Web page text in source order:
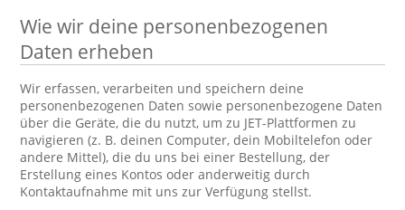
Wie wir deine personenbezogenen
Daten erheben
Wir erfassen, verarbeiten und speichern deine
personenbezogenen Daten sowie personenbezogene Daten
über die Geräte, die du nutzt, um zu JET-Plattformen zu
navigieren (z. B. deinen Computer, dein Mobiltelefon oder
andere Mittel), die du uns bei einer Bestellung, der
Erstellung eines Kontos oder anderweitig durch
Kontaktaufnahme mit uns zur Verfügung stellst.